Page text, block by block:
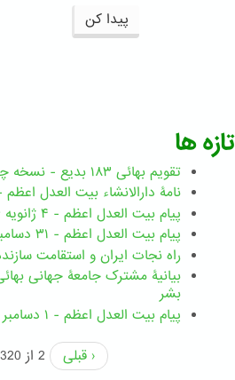
پیدا کن
تازه ها
تقویم بهائی ۱۸۳ بدیع - نسخه چاپی
نامۀ دارالانشاء بیت العدل اعظم - ۳ فوریه
پیام بیت العدل اعظم - ۴ ژانویه ۲۰۲۶
پیام بیت العدل اعظم - ۳۱ دسامبر ۲۰۲۵
راه نجات ایران و استقامت
بیانیۀ مشترک جامعۀ جهانی
بشر
پیام بیت العدل اعظم - ۱ دسامبر ۲۰۲۵
‹ قبلی
2 از 320